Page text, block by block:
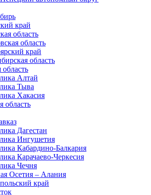
край
область
область
край
область
Алтай
Тыва
Хакасия
область
Дагестан
Ингушетия
Кабардино-Балкария
Карачаево-Черкесия
Чечня
Осетия – Алания
край